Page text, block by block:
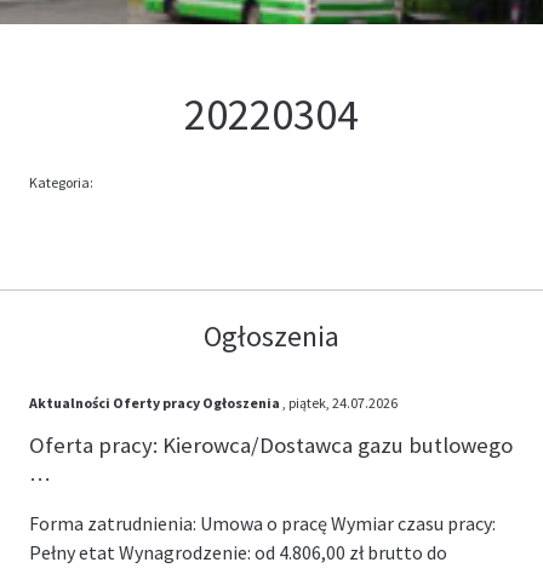
20220304
Kategoria:
Ogłoszenia
Aktualności Oferty pracy Ogłoszenia , piątek, 24.07.2026
Oferta pracy: Kierowca/Dostawca gazu butlowego
…
Forma zatrudnienia: Umowa o pracę Wymiar czasu pracy:
Pełny etat Wynagrodzenie: od 4.806,00 zł brutto do